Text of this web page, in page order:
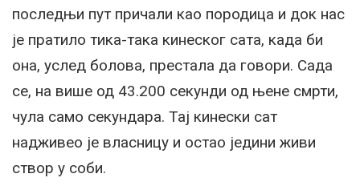
последњи пут причали као породица и док нас
је пратило тика-така кинеског сата, када би
она, услед болова, престала да говори. Сада
се, на више од 43.200 секунди од њене смрти,
чула само секундара. Тај кинески сат
надживео је власницу и остао једини живи
створ у соби.